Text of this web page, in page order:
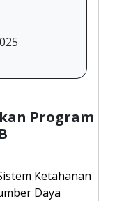
Program
Ketahanan
Daya